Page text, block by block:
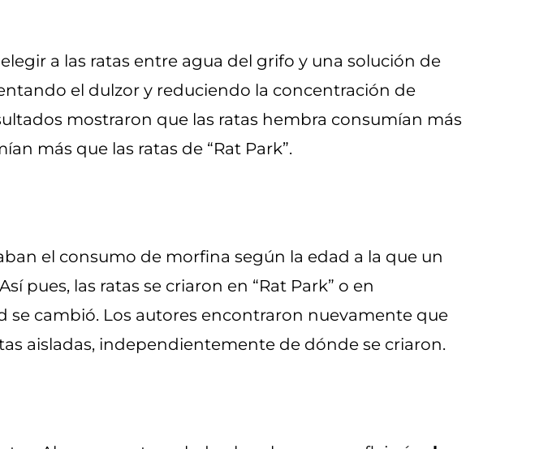
a las ratas entre agua del grifo y una solución de
el dulzor y reduciendo la concentración de
mostraron que las ratas hembra consumían más
más que las ratas de “Rat Park”.
el consumo de morfina según la edad a la que un
pues, las ratas se criaron en “Rat Park” o en
se cambió. Los autores encontraron nuevamente que
aisladas, independientemente de dónde se criaron.